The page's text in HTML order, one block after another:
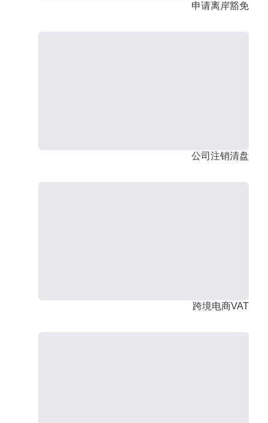
申请离岸豁免
公司注销清盘
跨境电商VAT